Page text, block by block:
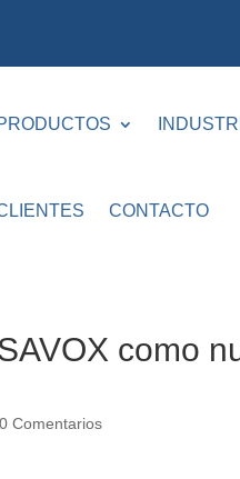
CONTACTO
como
0 Comentarios